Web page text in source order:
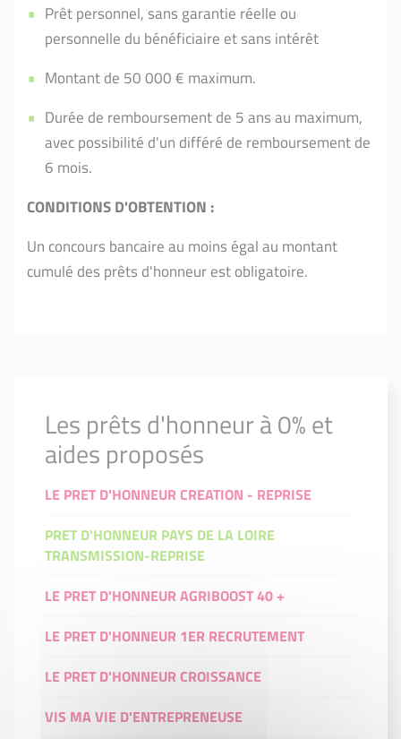
Prêt personnel, sans garantie réelle ou
personnelle du bénéficiaire et sans intérêt
Montant de 50 000 € maximum.
Durée de remboursement de 5 ans au maximum,
avec possibilité d'un différé de remboursement de
6 mois.
CONDITIONS D'OBTENTION :
Un concours bancaire au moins égal au montant
cumulé des prêts d'honneur est obligatoire.
Les prêts d'honneur à 0% et
aides proposés
LE PRET D'HONNEUR CREATION - REPRISE
PRET D'HONNEUR PAYS DE LA LOIRE
TRANSMISSION-REPRISE
LE PRET D'HONNEUR AGRIBOOST 40 +
LE PRET D'HONNEUR 1ER RECRUTEMENT
LE PRET D'HONNEUR CROISSANCE
VIS MA VIE D'ENTREPRENEUSE